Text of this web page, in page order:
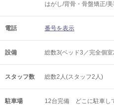
はがし/背骨・骨盤矯正/美
電話 番号を表示
設備 総数3(ベッド3／完全個
スタッフ数 総数2人(スタッフ2人)
駐車場 12台完備 どこに駐車し